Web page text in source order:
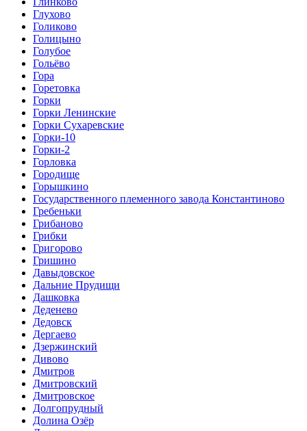
Глухово
Голиково
Голицыно
Голубое
Гольёво
Гора
Горетовка
Горки
Горки Ленинские
Горки Сухаревские
Горки-10
Горки-2
Горловка
Городище
Горышкино
Государственного племенного завода Константиново
Гребеньки
Грибаново
Грибки
Григорово
Гришино
Давыдовское
Дальние Прудищи
Дашковка
Деденево
Дедовск
Дергаево
Дзержинский
Дивово
Дмитров
Дмитровский
Дмитровское
Долгопрудный
Долина Озёр